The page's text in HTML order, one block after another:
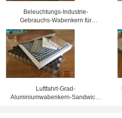
Beleuchtungs-Industrie-
Gebrauchs-Wabenkern für
verschiedene Ausstellungs-
Scheinwerfer-Gitter
Luftfahrt-Grad-
Aluminiumwabenkern-Sandwich-